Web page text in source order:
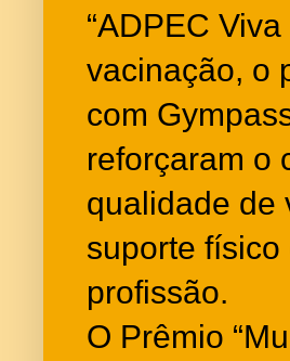
“ADPEC
vacinação, o
com
reforçaram o
qualidade de
suporte
profissão.
O Prêmio